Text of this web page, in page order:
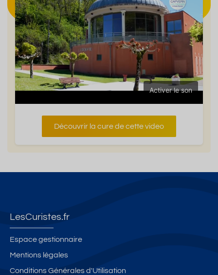
Activer le son
Découvrir la cure de cette video
LesCuristes.fr
Espace gestionnaire
Mentions légales
Conditions Générales d'Utilisation